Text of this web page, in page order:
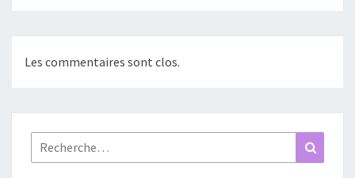
Les commentaires sont clos.
Rechercher :